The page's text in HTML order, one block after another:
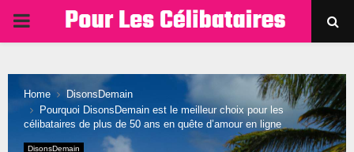
PRIMARY
Home
DisonsDemain
Pourquoi DisonsDemain est le meilleur choix pour les
célibataires de plus de 50 ans en quête d’amour en ligne
DisonsDemain